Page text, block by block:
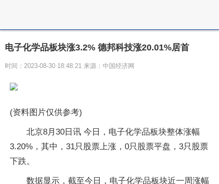
电子化学品板块涨3.2% 德邦科技涨20.01%居首
时间：2023-08-30 18:48:21 来源：中国经济网
(资料图片仅供参考)
北京8月30日讯 今日，电子化学品板块整体涨幅
3.20%，其中，31只股票上涨，0只股票平盘，3只股票
下跌。
数据显示，截至今日，电子化学品板块近一周涨幅